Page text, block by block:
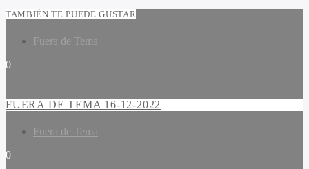
TAMBIÉN TE PUEDE GUSTAR
Fuera de Tema
0
FUERA DE TEMA 16-12-2022
Fuera de Tema
0